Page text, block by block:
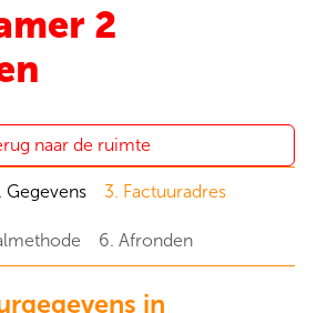
2
naar de ruimte
Gegevens 3. Factuuradres
6. Afronden
in